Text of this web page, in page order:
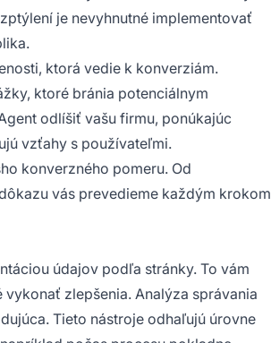
je nevyhnutné implementovať
ktorá vedie k konverziám.
ktoré bránia potenciálnym
odlíšiť vašu firmu, ponúkajúc
vzťahy s používateľmi.
konverzného pomeru. Od
vás prevedieme každým krokom
údajov podľa stránky. To vám
zlepšenia. Analýza správania
Tieto nástroje odhaľujú úrovne